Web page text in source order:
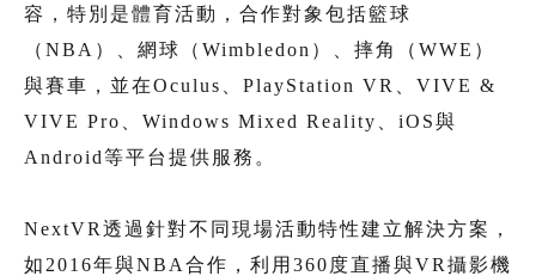
容，特別是體育活動，合作對象包括籃球
（NBA）、網球（Wimbledon）、摔角（WWE）
與賽車，並在Oculus、PlayStation VR、VIVE &
VIVE Pro、Windows Mixed Reality、iOS與
Android等平台提供服務。
NextVR透過針對不同現場活動特性建立解決方案，
如2016年與NBA合作，利用360度直播與VR攝影機